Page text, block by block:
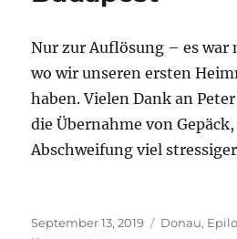
Nur zur Auflösung – es war
wo wir unseren ersten
haben. Vielen Dank an
die Übernahme von
Abschweifung viel
Veröffentlicht
September 13, 2019 Kategorien
Donau,